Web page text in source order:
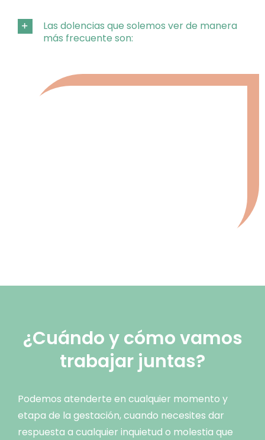
Las dolencias que solemos ver de manera
más frecuente son:
¿Cuándo y cómo vamos
trabajar juntas?
Podemos atenderte en cualquier momento y
etapa de la gestación, cuando necesites dar
respuesta a cualquier inquietud o molestia que